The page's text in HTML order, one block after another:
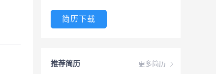
简历下载
更多简历
推荐简历